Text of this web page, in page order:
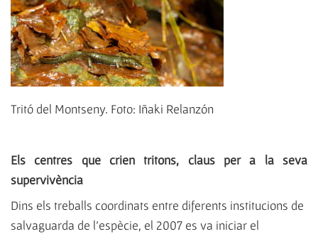
Tritó del Montseny. Foto: Iñaki Relanzón
Els centres que crien tritons, claus per a la seva
supervivència
Dins els treballs coordinats entre diferents institucions de
salvaguarda de l’espècie, el 2007 es va iniciar el